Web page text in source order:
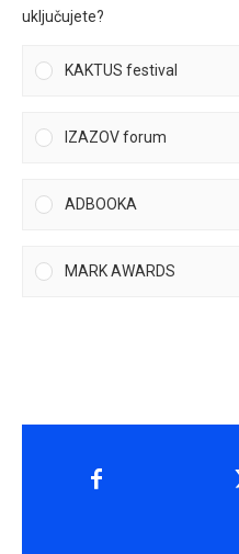
uključujete?
KAKTUS festival
IZAZOV forum
ADBOOKA
MARK AWARDS